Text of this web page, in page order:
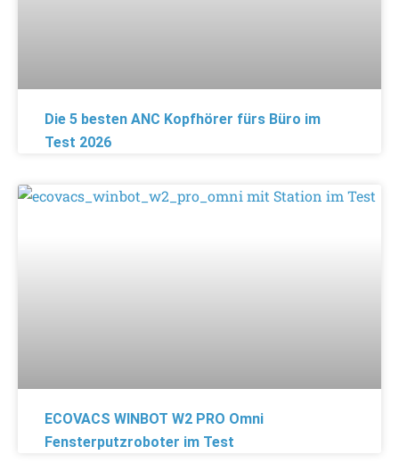
Die 5 besten ANC Kopfhörer fürs Büro im
Test 2026
ECOVACS WINBOT W2 PRO Omni
Fensterputzroboter im Test